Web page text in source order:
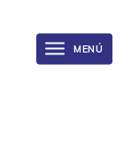
Toggle
MENÚ